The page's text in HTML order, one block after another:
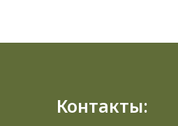
Контакты: